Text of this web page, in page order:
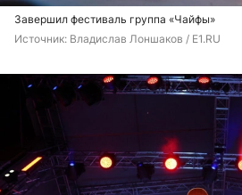
Завершил фестиваль группа «Чайфы»
Источник: Владислав Лоншаков / E1.RU